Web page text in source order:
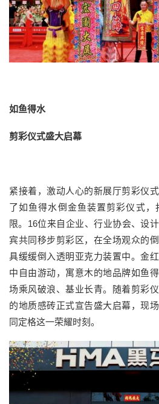
如鱼得水
剪彩仪式盛大启幕
紧接着，激动人心的新展厅剪彩仪
了如鱼得水倒金鱼装置剪彩仪式，
限。16位来自企业、行业协会、设
宾共同移步剪彩区，在全场观众的
具缓缓倒入透明亚克力装置中。金
中自由游动，寓意木的地品牌如鱼
场乘风破浪、基业长青。随着剪彩
的地质感砖正式宣告盛大启幕，现
同定格这一荣耀时刻。